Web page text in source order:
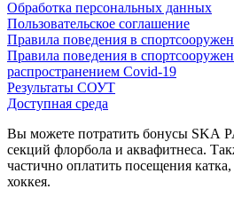
Обработка персональных данных
Пользовательское соглашение
Правила поведения в
Правила поведения в
распространением Covid-19
Результаты СОУТ
Доступная среда
Вы можете потратить бонусы SKA
секций флорбола и аквафитнеса.
частично оплатить посещения
хоккея.